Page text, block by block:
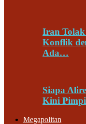
Iran Tolak
Konflik
Ada…
Siapa
Kini
Megapolitan